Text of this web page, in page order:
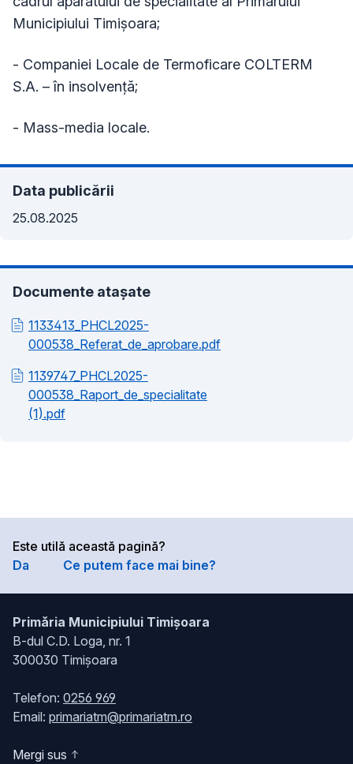
Municipiului Timișoara;
- Companiei Locale de Termoficare COLTERM
S.A. – în insolvență;
- Mass-media locale.
Data publicării
25.08.2025
Documente atașate
1133413_PHCL2025-
000538_Referat_de_aprobare.pdf
1139747_PHCL2025-
000538_Raport_de_specialitate
(1).pdf
Este utilă această pagină?
Da
Ce putem face mai bine?
Primăria Municipiului Timișoara
B-dul C.D. Loga, nr. 1
300030 Timișoara
Telefon: 0256 969
Email: primariatm@primariatm.ro
Mergi sus